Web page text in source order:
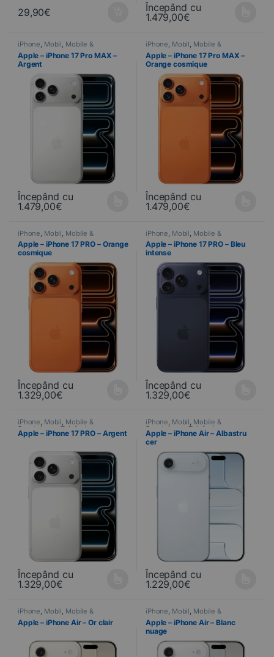
29,90€
Începând cu
1.479,00€
Ce produit a plusieurs
iPhone, Mobil, Mobile &
Smartphone Telefonie
Apple – iPhone 17 Pro MAX –
Argent
Începând cu
1.479,00€
Ce produit a plusieurs variations. Les options peuvent être
iPhone, Mobil, Mobile &
Smartphone Telefonie
Apple – iPhone 17 Pro MAX –
Orange cosmique
Începând cu
1.479,00€
Ce produit a plusieurs
iPhone Mobil Mobile &
Smartphone Telefonie
Apple – iPhone 17 PRO – Orange
cosmique
Începând cu
1.329,00€
Ce produit a plusieurs variations. Les options peuvent être
iPhone Mobil Mobile &
Smartphone Telefonie
Apple – iPhone 17 PRO – Bleu
intense
Începând cu
1.329,00€
Ce produit a plusieurs
iPhone, Mobil, Mobile &
Smartphone ,Telefonie
Apple – iPhone 17 PRO – Argent
Începând cu
1.329,00€
Ce produit a plusieurs variations. Les options peuvent être
iPhone, Mobil, Mobile &
Smartphone ,Telefonie
Apple – iPhone Air – Albastru
cer
Începând cu
1.229,00€
Ce produit a plusieurs
iPhone, Mobil, Mobile &
Smartphone Telefonie
Apple – iPhone Air – Or clair
iPhone, Mobil, Mobile &
Smartphone Telefonie
Apple – iPhone Air – Blanc
nuage